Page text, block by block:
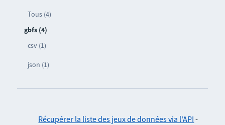
Tous (4)
gbfs (4)
csv (1)
json (1)
Récupérer la liste des jeux de données via l'API -